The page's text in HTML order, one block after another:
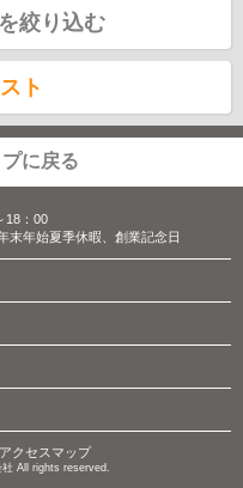
絞り込む
ト
に戻る
18：00
末年始夏季休暇、創業記念日
アクセスマップ
All rights reserved.